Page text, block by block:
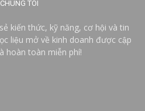
TÔI
kiến thức, kỹ năng, cơ hội và tin
liệu mở về kinh doanh được cập
hoàn toàn miễn phí!